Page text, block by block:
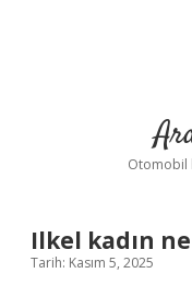
Otomobil
Ilkel kadın
Tarih: Kasım 5, 2025